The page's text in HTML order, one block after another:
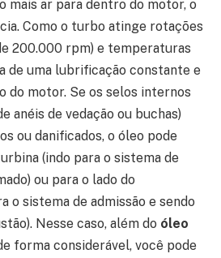
mais ar para dentro do motor, o
Como o turbo atinge rotações
200.000 rpm) e temperaturas
de uma lubrificação constante e
do motor. Se os selos internos
anéis de vedação ou buchas)
ou danificados, o óleo pode
(indo para o sistema de
ou para o lado do
o sistema de admissão e sendo
Nesse caso, além do óleo
forma considerável, você pode